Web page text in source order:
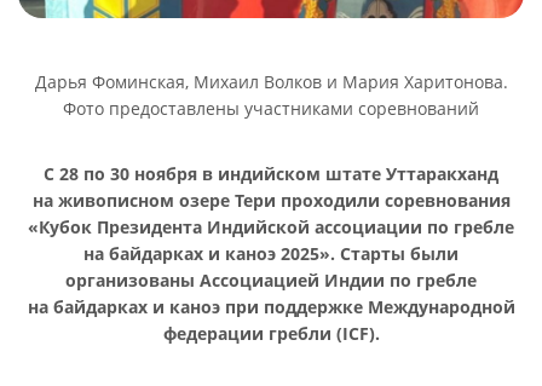
Дарья Фоминская, Михаил Волков и Мария Харитонова.
Фото предоставлены участниками соревнований
С 28 по 30 ноября в индийском штате Уттаракханд
на живописном озере Тери проходили соревнования
«Кубок Президента Индийской ассоциации по гребле
на байдарках и каноэ 2025». Старты были
организованы Ассоциацией Индии по гребле
на байдарках и каноэ при поддержке Международной
федерации гребли (ICF).